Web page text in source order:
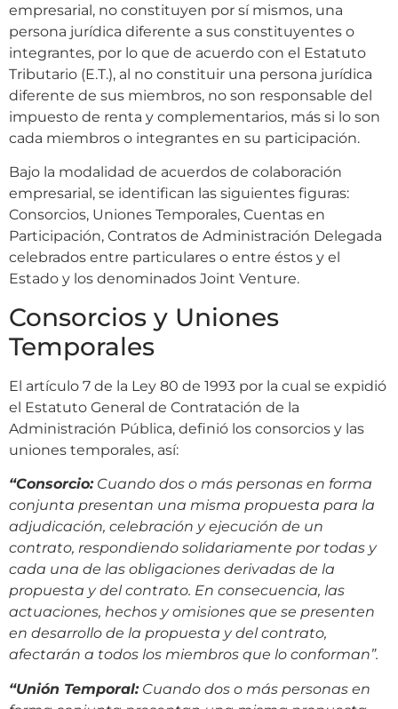
empresarial, no constituyen por sí mismos, una
persona jurídica diferente a sus constituyentes o
integrantes, por lo que de acuerdo con el Estatuto
Tributario (E.T.), al no constituir una persona jurídica
diferente de sus miembros, no son responsable del
impuesto de renta y complementarios, más si lo son
cada miembros o integrantes en su participación.
Bajo la modalidad de acuerdos de colaboración
empresarial, se identifican las siguientes figuras:
Consorcios, Uniones Temporales, Cuentas en
Participación, Contratos de Administración Delegada
celebrados entre particulares o entre éstos y el
Estado y los denominados Joint Venture.
Consorcios y Uniones
Temporales
El artículo 7 de la Ley 80 de 1993 por la cual se expidió
el Estatuto General de Contratación de la
Administración Pública, definió los consorcios y las
uniones temporales, así:
“Consorcio:Cuando dos o más personas en forma
conjunta presentan una misma propuesta para la
adjudicación, celebración y ejecución de un
contrato, respondiendo solidariamente por todas y
cada una de las obligaciones derivadas de la
propuesta y del contrato. En consecuencia, las
actuaciones, hechos y omisiones que se presenten
en desarrollo de la propuesta y del contrato,
afectarán a todos los miembros que lo conforman”.
“Unión Temporal:Cuando dos o más personas en